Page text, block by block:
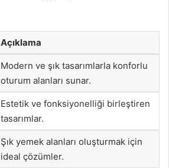
Açıklama
Modern ve şık tasarımlarla konforlu
oturum alanları sunar.
Estetik ve fonksiyonelliği birleştiren
tasarımlar.
Şık yemek alanları oluşturmak için
ideal çözümler.